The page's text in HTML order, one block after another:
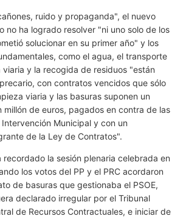
ruido y propaganda", el nuevo
no ha logrado resolver "ni uno solo de los
solucionar en su primer año" y los
como el agua, el transporte
viaria y la recogida de residuos "están
con contratos vencidos que sólo
viaria y las basuras suponen un
millón de euros, pagados en contra de las
Municipal y con un
de la Ley de Contratos".
recordado la sesión plenaria celebrada en
los votos del PP y el PRC acordaron
de basuras que gestionaba el PSOE,
declarado irregular por el Tribunal
de Recursos Contractuales, e iniciar de